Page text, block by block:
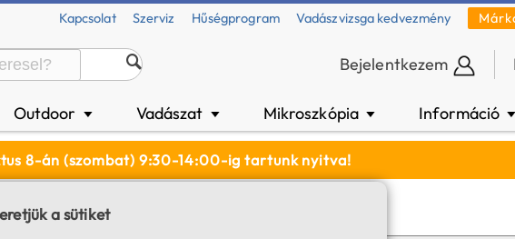
Kapcsolat Szerviz Hűségprogram Vadászvizsga kedvezmény
Bejelentkezem
Outdoor ▼ Vadászat ▼ Mikroszkópia ▼ Információ ▼
8-án (szombat) 9:30-14:00-ig tartunk nyitva!
a sütiket